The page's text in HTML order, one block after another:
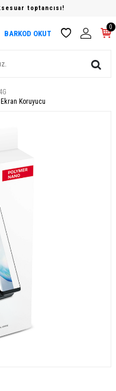
toptancısı!
BARKOD OKUT
0
Koruyucu